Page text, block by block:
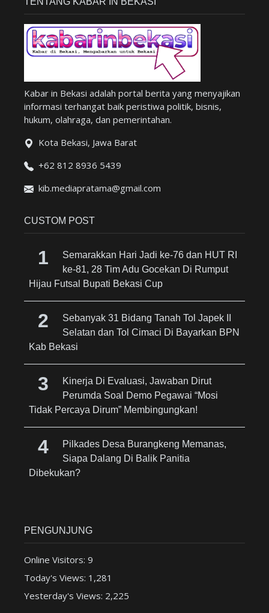
Kabar in Bekasi adalah portal berita yang menyajikan
informasi terhangat baik peristiwa politik, bisnis,
hukum, olahraga, dan pemerintahan.
Kota Bekasi, Jawa Barat
+62 812 8936 5439
kib.mediapratama@gmail.com
CUSTOM POST
Semarakkan Hari Jadi ke-76 dan HUT RI
ke-81, 28 Tim Adu Gocekan Di Rumput
Hijau Futsal Bupati Bekasi Cup
Sebanyak 31 Bidang Tanah Tol Japek II
Selatan dan Tol Cimaci Di Bayarkan BPN
Kab Bekasi
Kinerja Di Evaluasi, Jawaban Dirut
Perumda Soal Demo Pegawai “Mosi
Tidak Percaya Dirum” Membingungkan!
Pilkades Desa Burangkeng Memanas,
Siapa Dalang Di Balik Panitia
Dibekukan?
PENGUNJUNG
Online Visitors: 9
Today's Views: 1,281
Yesterday's Views: 2,225